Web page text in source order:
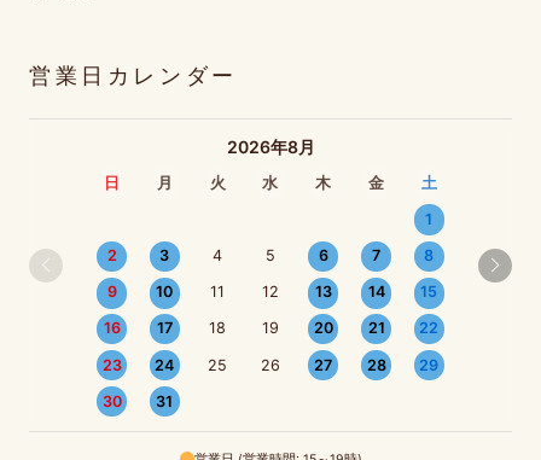
営業日カレンダー
2026年8月
日 月 火 水 木 金
土
1
2 3 4 5 6 7 8
9 10 11 12 13 14 15
16 17 18 19 20 21 22
23 24 25 26 27 28 29
30 31